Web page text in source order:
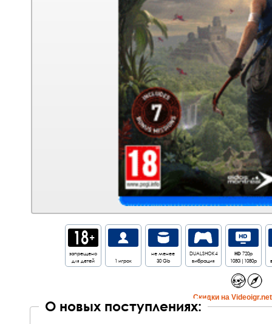
запрещено
для детей
1 игрок
не менее
30 Gb
DUALSHOK4
вибрация
HD720p
1080i|1080p
Cкидки на
О новых поступлениях: